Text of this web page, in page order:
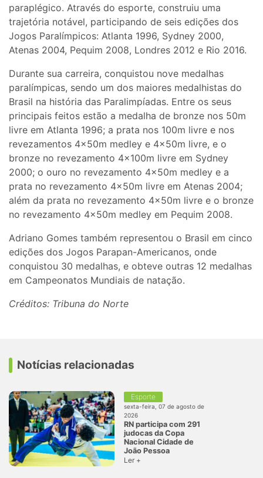
paraplégico. Através do esporte, construiu uma
trajetória notável, participando de seis edições dos
Jogos Paralímpicos: Atlanta 1996, Sydney 2000,
Atenas 2004, Pequim 2008, Londres 2012 e Rio 2016.
Durante sua carreira, conquistou nove medalhas
paralímpicas, sendo um dos maiores medalhistas do
Brasil na história das Paralimpíadas. Entre os seus
principais feitos estão a medalha de bronze nos 50m
livre em Atlanta 1996; a prata nos 100m livre e nos
revezamentos 4x50m medley e 4x50m livre, e o
bronze no revezamento 4x100m livre em Sydney
2000; o ouro no revezamento 4x50m medley e a
prata no revezamento 4x50m livre em Atenas 2004;
além da prata no revezamento 4x50m livre e o bronze
no revezamento 4x50m medley em Pequim 2008.
Adriano Gomes também representou o Brasil em cinco
edições dos Jogos Parapan-Americanos, onde
conquistou 30 medalhas, e obteve outras 12 medalhas
em Campeonatos Mundiais de natação.
Créditos: Tribuna do Norte
Notícias relacionadas
Esporte
sexta-feira, 07 de agosto de
2026
RN participa com 291
judocas da Copa
Nacional Cidade de
João Pessoa
Ler +